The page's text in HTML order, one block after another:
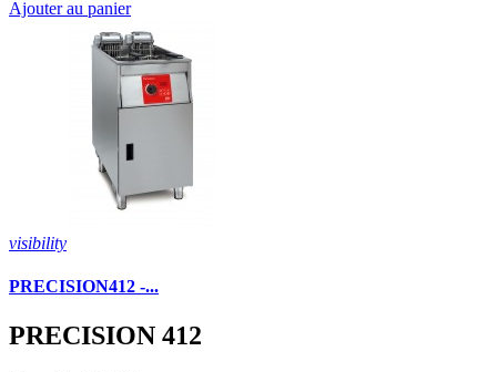
Ajouter au panier
visibility
PRECISION412 -...
PRECISION 412